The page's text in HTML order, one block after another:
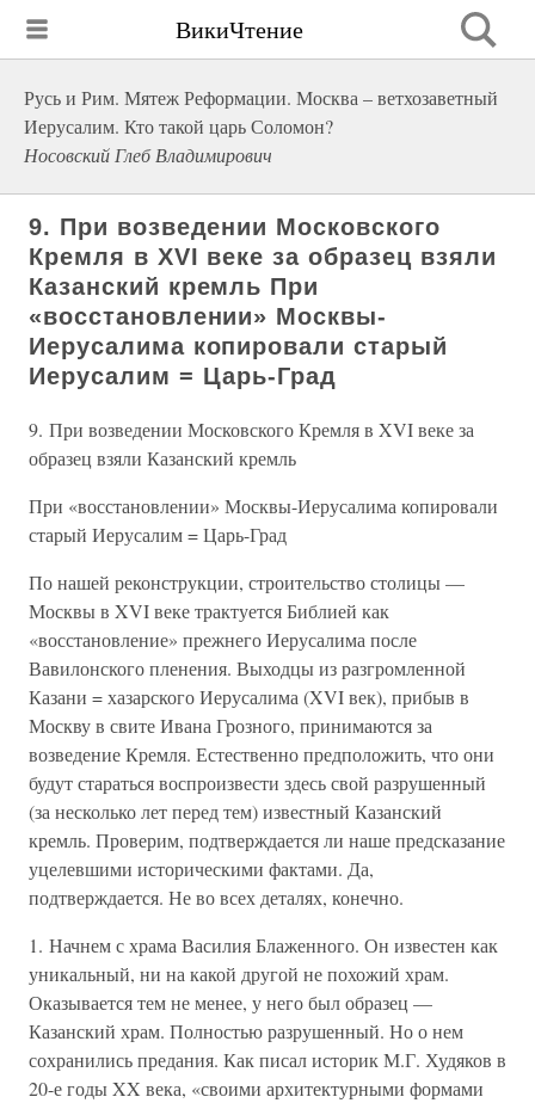
ВикиЧтение
Русь и Рим. Мятеж Реформации. Москва – ветхозаветный
Иерусалим. Кто такой царь Соломон?
Носовский Глеб Владимирович
9. При возведении Московского
Кремля в XVI веке за образец взяли
Казанский кремль При
«восстановлении» Москвы-
Иерусалима копировали старый
Иерусалим = Царь-Град
9. При возведении Московского Кремля в XVI веке за
образец взяли Казанский кремль
При «восстановлении» Москвы-Иерусалима копировали
старый Иерусалим = Царь-Град
По нашей реконструкции, строительство столицы —
Москвы в XVI веке трактуется Библией как
«восстановление» прежнего Иерусалима после
Вавилонского пленения. Выходцы из разгромленной
Казани = хазарского Иерусалима (XVI век), прибыв в
Москву в свите Ивана Грозного, принимаются за
возведение Кремля. Естественно предположить, что они
будут стараться воспроизвести здесь свой разрушенный
(за несколько лет перед тем) известный Казанский
кремль. Проверим, подтверждается ли наше предсказание
уцелевшими историческими фактами. Да,
подтверждается. Не во всех деталях, конечно.
1. Начнем с храма Василия Блаженного. Он известен как
уникальный, ни на какой другой не похожий храм.
Оказывается тем не менее, у него был образец —
Казанский храм. Полностью разрушенный. Но о нем
сохранились предания. Как писал историк М.Г. Худяков в
20-е годы XX века, «своими архитектурными формами